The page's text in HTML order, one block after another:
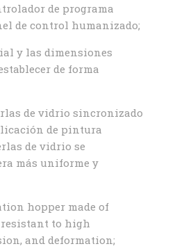
de programa
de control humanizado;
y las dimensiones
de forma
de vidrio sincronizado
de pintura
de vidrio se
más uniforme y
hopper made of
to high
and deformation;